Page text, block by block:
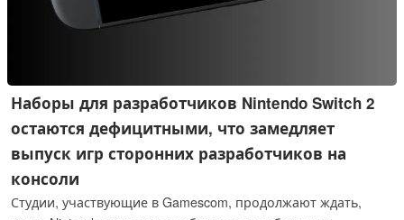
Наборы для разработчиков Nintendo Switch 2
остаются дефицитными, что замедляет
выпуск игр сторонних разработчиков на
консоли
Студии, участвующие в Gamescom, продолжают ждать,